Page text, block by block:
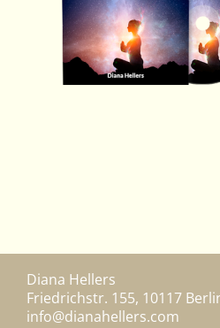
Diana Hellers
Friedrichstr. 155, 10117
info@dianahellers.com